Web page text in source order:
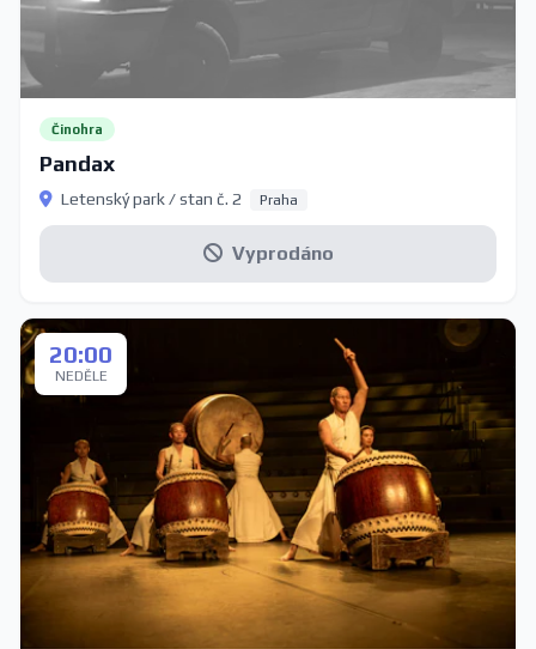
Činohra
Pandax
Letenský park / stan č. 2 Praha
Vyprodáno
20:00
NEDĚLE